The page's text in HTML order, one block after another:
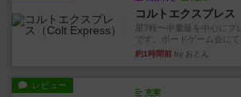
コルトエクスプレス
星7軽〜中量級を中心にプ
です。ボードゲーム会にて
約1時間前 by おとん
レビュー
充実